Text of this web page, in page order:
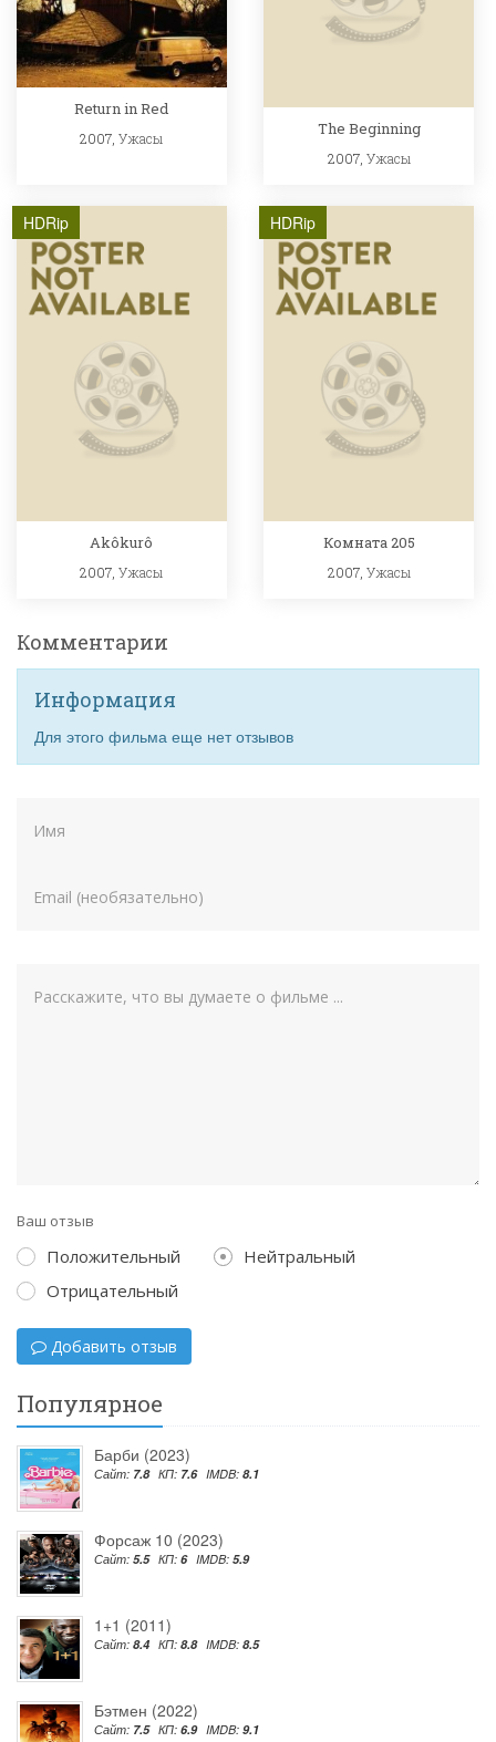
Return in Red
2007,Ужасы
The Beginning
2007, Ужасы
HDRip
Akôkurô
2007,Ужасы
HDRip
Комната 205
2007, Ужасы
Комментарии
Информация
Для этого фильма еще нет отзывов
Ваш отзыв
Положительный
Нейтральный
Отрицательный
Добавить отзыв
Популярное
Барби (2023)
Сайт: 7.8 КП: 7.6 IMDB: 8.1
Форсаж 10 (2023)
Сайт: 5.5 КП: 6 IMDB: 5.9
1+1 (2011)
Сайт: 8.4 КП: 8.8 IMDB: 8.5
Бэтмен (2022)
Сайт: 7.5 КП: 6.9 IMDB: 9.1